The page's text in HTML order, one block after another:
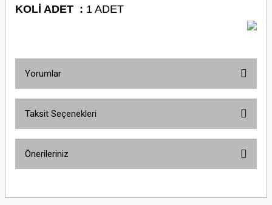
KOLİ ADET : 1 ADET
Yorumlar
Taksit Seçenekleri
Önerileriniz
yetersiz gördüğünüz noktaları öneri formunu kullanarak tarafımıza